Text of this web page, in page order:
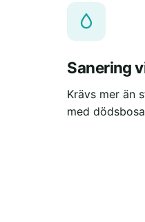
Sanering
Krävs mer än
med